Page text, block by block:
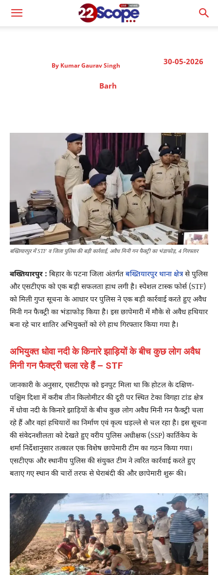
30-05-2026
By Kumar Gaurav Singh
Barh
बख्तियारपुर में STF व जिला पुलिस की बड़ी कार्रवाई, अवैध मिनी गन फैक्ट्री का भंडाफोड़, 4 गिरफ्तार
बख्तियारपुर : बिहार के पटना जिला अंतर्गत बख्तियारपुर थाना क्षेत्रसे पुलिस
और एसटीएफ को एक बड़ी सफलता हाथ लगी है। स्पेशल टास्क फोर्स (STF)
को मिली गुप्त सूचना के आधार पर पुलिस ने एक बड़ी कार्रवाई करते हुए अवैध
मिनी गन फैक्ट्री का भंडाफोड़ किया है। इस छापेमारी में मौके से अवैध हथियार
बना रहे चार शातिर अभियुक्तों को रंगे हाथ गिरफ्तार किया गया है।
अभियुक्त धोवा नदी के किनारे झाड़ियों के बीच कुछ लोग अवैध
मिनी गन फैक्ट्री चला रहे हैं – STF
जानकारी के अनुसार, एसटीएफ को इनपुट मिला था कि होटल के दक्षिण-
पश्चिम दिशा में करीब तीन किलोमीटर की दूरी पर स्थित टेका विगहा टांड क्षेत्र
में धोवा नदी के किनारे झाड़ियों के बीच कुछ लोग अवैध मिनी गन फैक्ट्री चला
रहे हैं और वहां हथियारों का निर्माण एवं कृत्य धड़ल्ले से चल रहा है। इस सूचना
की संवेदनशीलता को देखते हुए वरीय पुलिस अधीक्षक (SSP) कार्तिकेय के
शर्मा निर्देशानुसार तत्काल एक विशेष छापेमारी टीम का गठन किया गया।
एसटीएफ और स्थानीय पुलिस की संयुक्त टीम ने त्वरित कार्रवाई करते हुए
बताए गए स्थान की चारों तरफ से घेराबंदी की और छापेमारी शुरू की।